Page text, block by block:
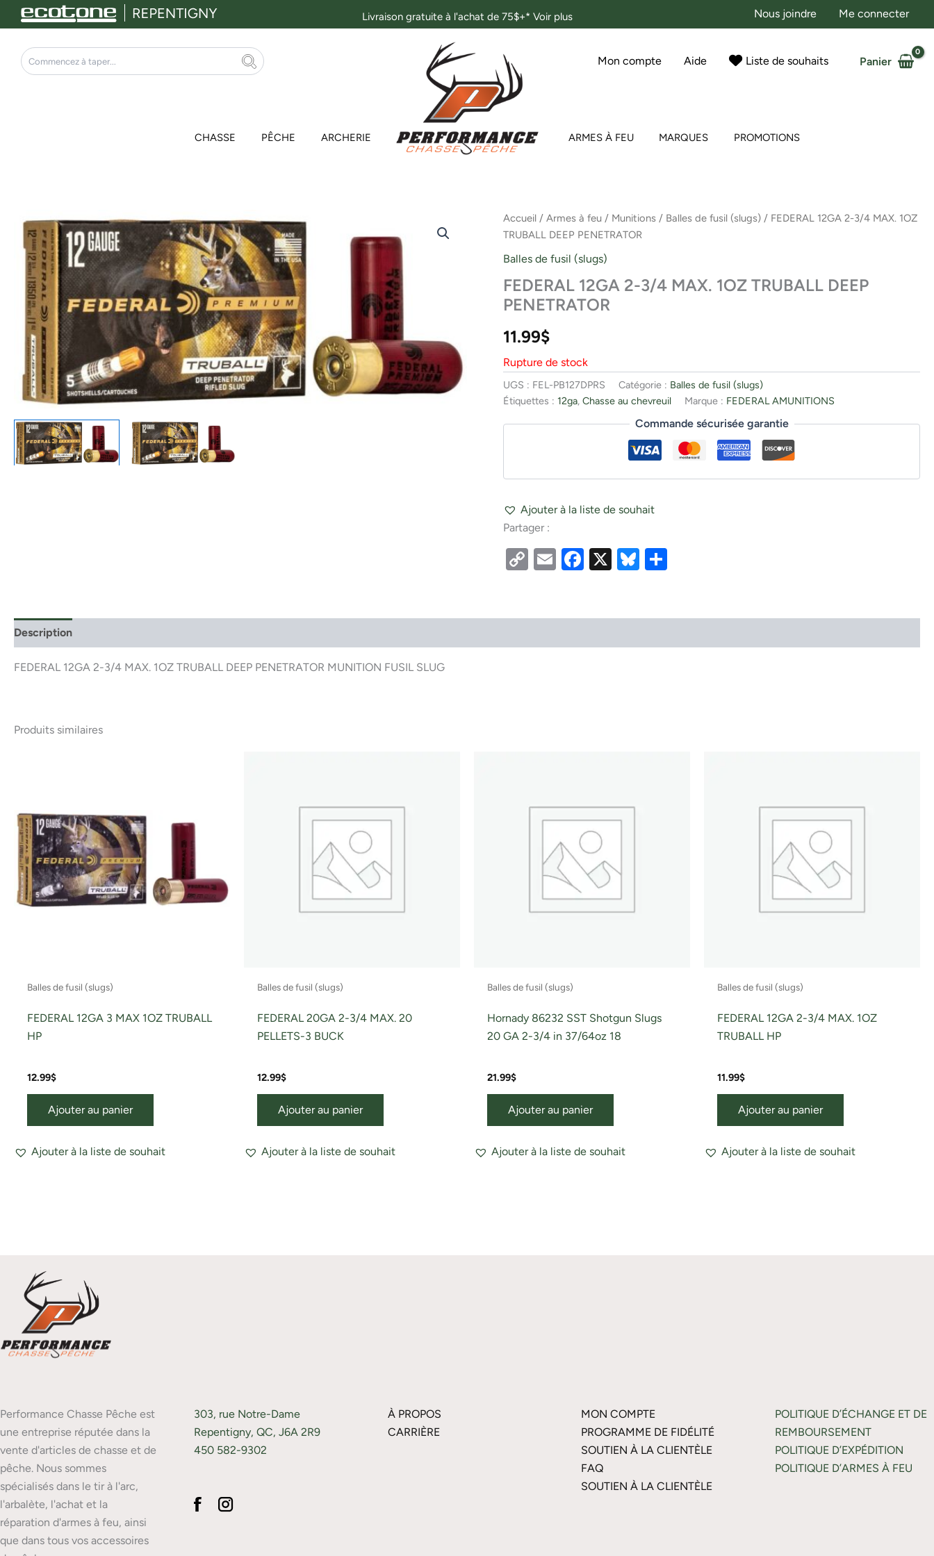
Aller
au
contenu
Livraison gratuite à l'achat de 75$+* Voir plus Nous joindre Me connecter
Rechercher
Mon compte Aide Liste de souhaits Panier
CHASSE PÊCHE ARCHERIE ARMES À FEU MARQUES PROMOTIONS
Accueil /Armes à feu / Munitions / Balles de fusil (slugs) / FEDERAL 12GA 2-3/4 MAX. 1OZ
TRUBALL DEEP PENETRATOR
Balles de fusil (slugs)
FEDERAL 12GA 2-3/4 MAX. 1OZ TRUBALL DEEP
PENETRATOR
11.99$
Rupture de stock
UGS : FEL-PB127DPRS Catégorie : Balles de fusil (slugs)
Étiquettes : 12ga,Chasse au chevreuil Marque : FEDERAL AMUNITIONS
Commande sécurisée garantie
Ajouter à la liste de souhait
Partager :
CopyEmailFacebook
X Bluesky
Description
FEDERAL 12GA 2-3/4 MAX. 1OZ TRUBALL DEEP PENETRATOR MUNITION FUSIL SLUG
Produits similaires
Balles de fusil (slugs)
FEDERAL 12GA 3 MAX 1OZ TRUBALL
HP
12.99$
Ajouter au panier
Ajouter à la liste de souhait
Balles de fusil (slugs)
FEDERAL 20GA 2-3/4 MAX. 20
PELLETS-3 BUCK
12.99$
Ajouter au panier
Ajouter à la liste de souhait
Balles de fusil (slugs)
Hornady 86232 SST Shotgun Slugs
20 GA 2-3/4 in 37/64oz 18
21.99$
Ajouter au panier
Ajouter à la liste de souhait
Balles de fusil (slugs)
FEDERAL 12GA 2-3/4 MAX. 1OZ
TRUBALL HP
11.99$
Ajouter au panier
Ajouter à la liste de souhait
Performance Chasse Pêche est
une entreprise réputée dans la
vente d'articles de chasse et de
pêche. Nous sommes
spécialisés dans le tir à l'arc,
l'arbalète, l'achat et la
réparation d'armes à feu, ainsi
que dans tous vos accessoires
303, rue Notre-Dame
Repentigny, QC, J6A 2R9
450 582-9302
À PROPOS
CARRIÈRE
MON COMPTE
PROGRAMME DE FIDÉLITÉ
SOUTIEN À LA CLIENTÈLE
FAQ
SOUTIEN À LA CLIENTÈLE
POLITIQUE D’ÉCHANGE ET DE
REMBOURSEMENT
POLITIQUE D’EXPÉDITION
POLITIQUE D’ARMES À FEU